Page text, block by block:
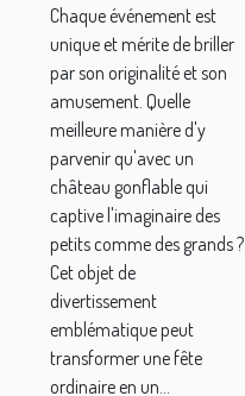
gonflable pour
votre prochain
événement
Chaque événement est
unique et mérite de briller
par son originalité et son
amusement. Quelle
meilleure manière d'y
parvenir qu'avec un
château gonflable qui
captive l'imaginaire des
petits comme des grands ?
Cet objet de
divertissement
emblématique peut
transformer une fête
ordinaire en un...